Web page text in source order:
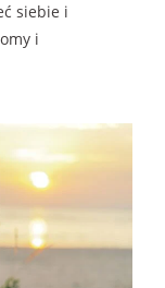
siebie i
i